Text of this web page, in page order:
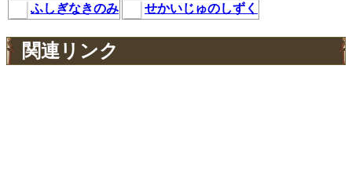
ふしぎなきのみ
せかいじゅのしずく
関連リンク